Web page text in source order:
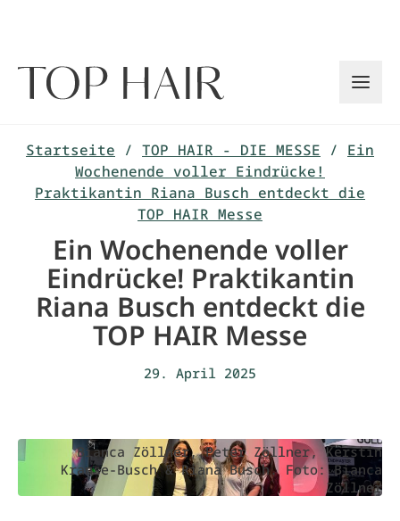
Startseite / TOP HAIR - DIE MESSE / Ein
Wochenende voller Eindrücke!
Praktikantin Riana Busch entdeckt die
TOP HAIR Messe
Ein Wochenende voller
Eindrücke! Praktikantin
Riana Busch entdeckt die
TOP HAIR Messe
29. April 2025
Bianca Zöllner, Peter Zöllner, Kerstin
Krause-Busch & Riana Busch. Foto: Bianca
Zöllner